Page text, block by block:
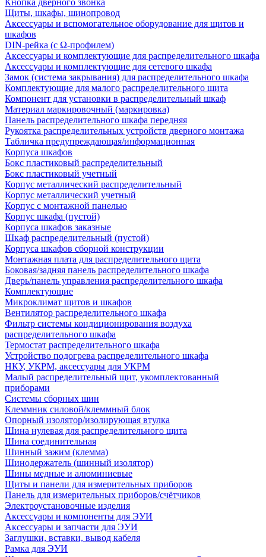
Кнопка дверного звонка
Щиты, шкафы, шинопровод
Аксессуары и вспомогательное оборудование для щитов и
шкафов
DIN-рейка (с Ω-профилем)
Аксессуары и комплектующие для распределительного шкафа
Аксессуары и комплектующие для сетевого шкафа
Замок (система закрывания) для распределительного шкафа
Комплектующие для малого распределительного щита
Компонент для установки в распределительный шкаф
Материал маркировочный (маркировка)
Панель распределительного шкафа передняя
Рукоятка распределительных устройств дверного монтажа
Табличка предупреждающая/информационная
Корпуса шкафов
Бокс пластиковый распределительный
Бокс пластиковый учетный
Корпус металлический распределительный
Корпус металлический учетный
Корпус с монтажной панелью
Корпус шкафа (пустой)
Корпуса шкафов заказные
Шкаф распределительный (пустой)
Корпуса шкафов сборной конструкции
Монтажная плата для распределительного щита
Боковая/задняя панель распределительного шкафа
Дверь/панель управления распределительного шкафа
Комплектующие
Микроклимат щитов и шкафов
Вентилятор распределительного шкафа
Фильтр системы кондиционирования воздуха
распределительного шкафа
Термостат распределительного шкафа
Устройство подогрева распределительного шкафа
НКУ, УКРМ, аксессуары для УКРМ
Малый распределительный щит, укомплектованный
приборами
Системы сборных шин
Клеммник силовой/клеммный блок
Опорный изолятор/изолирующая втулка
Шина нулевая для распределительного щита
Шина соединительная
Шинный зажим (клемма)
Шинодержатель (шинный изолятор)
Шины медные и алюминиевые
Щиты и панели для измерительных приборов
Панель для измерительных приборов/счётчиков
Электроустановочные изделия
Аксессуары и компоненты для ЭУИ
Аксессуары и запчасти для ЭУИ
Заглушки, вставки, вывод кабеля
Рамка для ЭУИ